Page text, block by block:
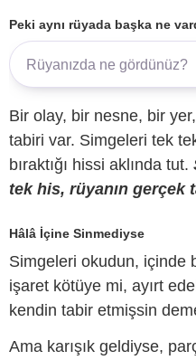
Peki aynı rüyada başka ne
Bir olay, bir nesne, bir
tabiri var. Simgeleri tek
bıraktığı hissi aklında tut.
tek his, rüyanın gerçek
Hâlâ İçine Sinmediyse
Simgeleri okudun, içinde
işaret kötüye mi, ayırt
kendin tabir etmişsin
Ama karışık geldiyse,